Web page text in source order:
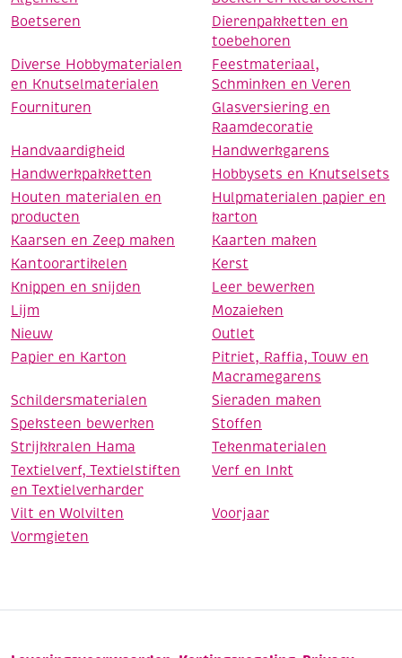
Boetseren
Dierenpakketten en
toebehoren
Diverse Hobbymaterialen
en Knutselmaterialen
Feestmateriaal,
Schminken en Veren
Fournituren
Glasversiering en
Raamdecoratie
Handvaardigheid
Handwerkgarens
Handwerkpakketten
Hobbysets en Knutselsets
Houten materialen en
producten
Hulpmaterialen papier en
karton
Kaarsen en Zeep maken
Kaarten maken
Kantoorartikelen
Kerst
Knippen en snijden
Leer bewerken
Lijm
Mozaieken
Nieuw
Outlet
Papier en Karton
Pitriet, Raffia, Touw en
Macramegarens
Schildersmaterialen
Sieraden maken
Speksteen bewerken
Stoffen
Strijkkralen Hama
Tekenmaterialen
Textielverf, Textielstiften
en Textielverharder
Verf en Inkt
Vilt en Wolvilten
Voorjaar
Vormgieten